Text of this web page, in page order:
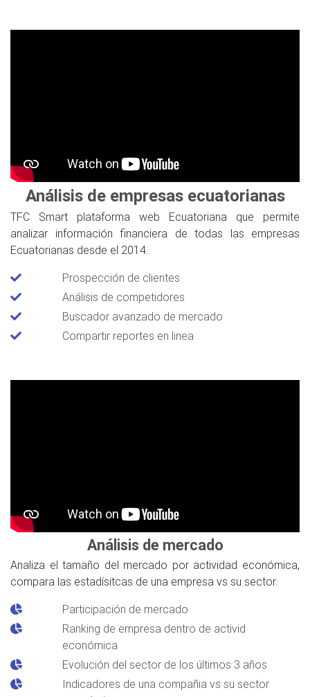
Análisis de empresas ecuatorianas
TFC Smart plataforma web Ecuatoriana que permite
analizar información financiera de todas las empresas
Ecuatorianas desde el 2014.
Prospección de clientes
Análisis de competidores
Buscador avanzado de mercado
Compartir reportes en linea
Análisis de mercado
Analiza el tamaño del mercado por actividad económica,
compara las estadísitcas de una empresa vs su sector.
Participación de mercado
Ranking de empresa dentro de activid
económica
Evolución del sector de los últimos 3 años
Indicadores de una compañia vs su sector